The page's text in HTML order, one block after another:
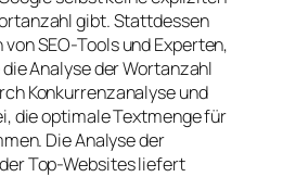
gibt. Stattdessen
SEO-Tools und Experten,
Analyse der Wortanzahl
Konkurrenzanalyse und
die optimale Textmenge für
Die Analyse der
Top-Websites liefert